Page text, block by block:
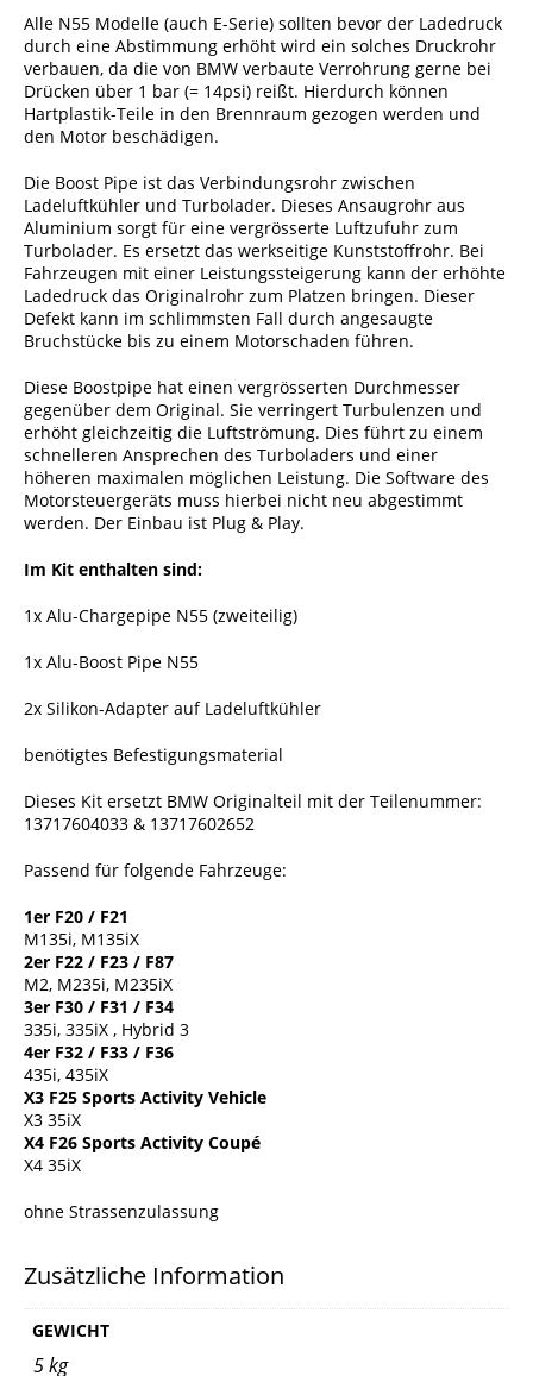
Alle N55 Modelle (auch E-Serie) sollten bevor der Ladedruck
durch eine Abstimmung erhöht wird ein solches Druckrohr
verbauen, da die von BMW verbaute Verrohrung gerne bei
Drücken über 1 bar (= 14psi) reißt. Hierdurch können
Hartplastik-Teile in den Brennraum gezogen werden und
den Motor beschädigen.
Die Boost Pipe ist das Verbindungsrohr zwischen
Ladeluftkühler und Turbolader. Dieses Ansaugrohr aus
Aluminium sorgt für eine vergrösserte Luftzufuhr zum
Turbolader. Es ersetzt das werkseitige Kunststoffrohr. Bei
Fahrzeugen mit einer Leistungssteigerung kann der erhöhte
Ladedruck das Originalrohr zum Platzen bringen. Dieser
Defekt kann im schlimmsten Fall durch angesaugte
Bruchstücke bis zu einem Motorschaden führen.
Diese Boostpipe hat einen vergrösserten Durchmesser
gegenüber dem Original. Sie verringert Turbulenzen und
erhöht gleichzeitig die Luftströmung. Dies führt zu einem
schnelleren Ansprechen des Turboladers und einer
höheren maximalen möglichen Leistung. Die Software des
Motorsteuergeräts muss hierbei nicht neu abgestimmt
werden. Der Einbau ist Plug & Play.
Im Kit enthalten sind:
1x Alu-Chargepipe N55 (zweiteilig)
1x Alu-Boost Pipe N55
2x Silikon-Adapter auf Ladeluftkühler
benötigtes Befestigungsmaterial
Dieses Kit ersetzt BMW Originalteil mit der Teilenummer:
13717604033 & 13717602652
Passend für folgende Fahrzeuge:
1er F20 / F21
M135i, M135iX
2er F22 / F23 / F87
M2, M235i, M235iX
3er F30 / F31 / F34
335i, 335iX , Hybrid 3
4er F32 / F33 / F36
435i, 435iX
X3 F25 Sports Activity Vehicle
X3 35iX
X4 F26 Sports Activity Coupé
X4 35iX
ohne Strassenzulassung
Zusätzliche Information
GEWICHT
5 kg